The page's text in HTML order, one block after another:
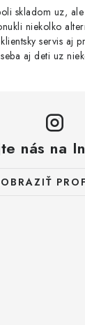
skladom uz,
niekolko
servis aj
aj deti uz
nás na